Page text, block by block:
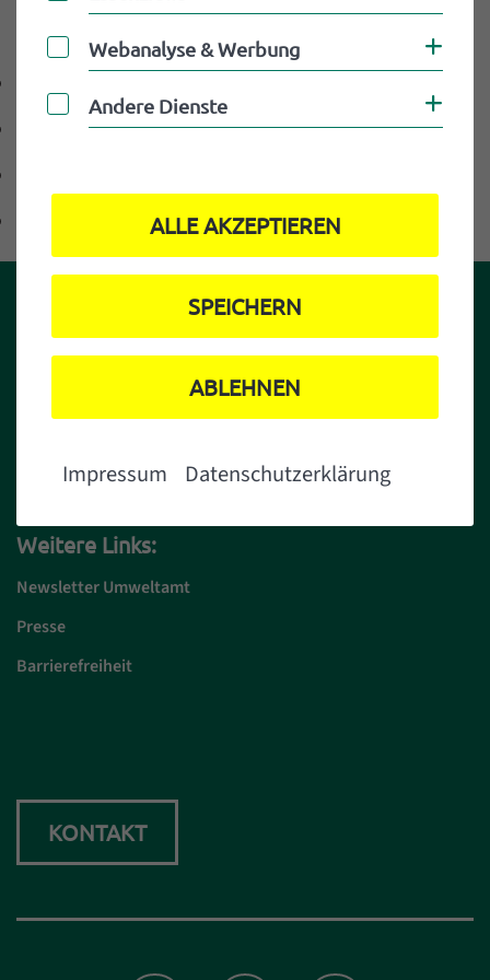
Kontaktdaten DOWNLOAD VCARD
Mobiltelefon +4999478567
email@email.de
Weitere Links:
Newsletter Umweltamt
Presse
Barrierefreiheit
KONTAKT
Webanalyse & Werbung
Webanalyse & Werbung
Andere Dienste
Andere Dienste
ALLE AKZEPTIEREN
SPEICHERN
ABLEHNEN
Impressum Datenschutzerklärung